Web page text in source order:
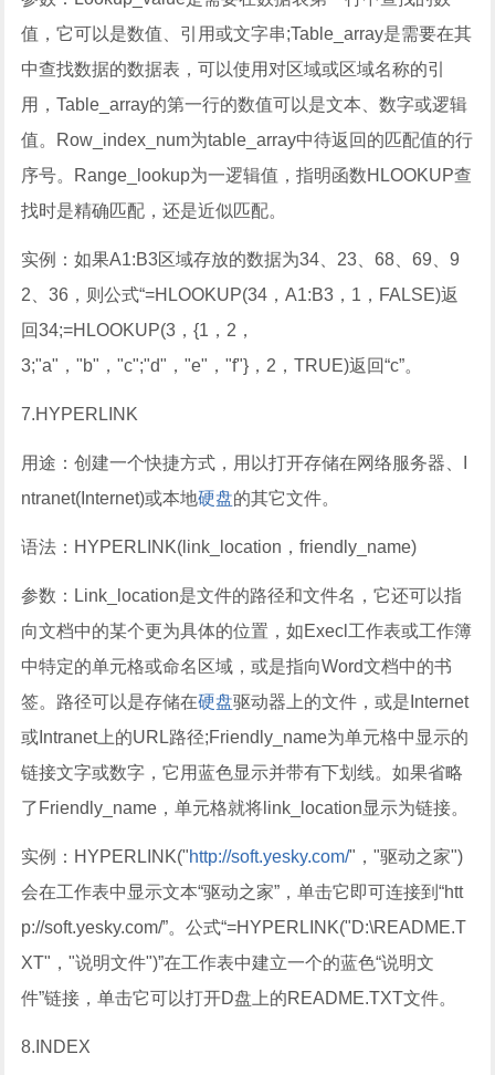
值，它可以是数值、引用或文字串;Table_array是需要在其
中查找数据的数据表，可以使用对区域或区域名称的引
用，Table_array的第一行的数值可以是文本、数字或逻辑
值。Row_index_num为table_array中待返回的匹配值的行
序号。Range_lookup为一逻辑值，指明函数HLOOKUP查
找时是精确匹配，还是近似匹配。
实例：如果A1:B3区域存放的数据为34、23、68、69、9
2、36，则公式“=HLOOKUP(34，A1:B3，1，FALSE)返
回34;=HLOOKUP(3，{1，2，
3;"a"，"b"，"c";"d"，"e"，"f"}，2，TRUE)返回“c”。
7.HYPERLINK
用途：创建一个快捷方式，用以打开存储在网络服务器、I
ntranet(Internet)或本地硬盘的其它文件。
语法：HYPERLINK(link_location，friendly_name)
参数：Link_location是文件的路径和文件名，它还可以指
向文档中的某个更为具体的位置，如Execl工作表或工作簿
中特定的单元格或命名区域，或是指向Word文档中的书
签。路径可以是存储在硬盘驱动器上的文件，或是Internet
或Intranet上的URL路径;Friendly_name为单元格中显示的
链接文字或数字，它用蓝色显示并带有下划线。如果省略
了Friendly_name，单元格就将link_location显示为链接。
实例：HYPERLINK("http://soft.yesky.com/"，"驱动之家")
会在工作表中显示文本“驱动之家”，单击它即可连接到“htt
p://soft.yesky.com/”。公式“=HYPERLINK("D:\README.T
XT"，"说明文件")”在工作表中建立一个的蓝色“说明文
件”链接，单击它可以打开D盘上的README.TXT文件。
8.INDEX